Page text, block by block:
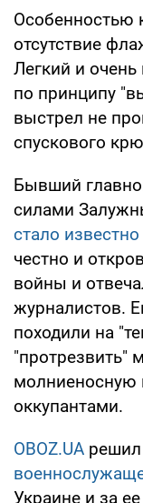
Особенностью
отсутствие
Легкий и очень
по принципу
выстрел не
спускового
Бывший
силами
стало
честно и
войны и
журналистов.
походили на
"протрезвить"
молниеносную
оккупантами.
OBOZ.UA решил
Украине и за